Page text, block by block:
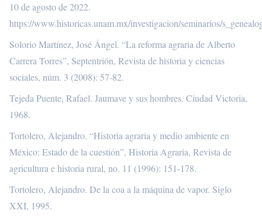
10 de agosto de 2022.
https://www.historicas.unam.mx/investigacion/seminarios/
Solorio Martínez, José Ángel. “La reforma agraria de Alberto
Carrera Torres”, Septentrión, Revista de historia y ciencias
sociales, núm. 3 (2008): 57-82.
Tejeda Puente, Rafael. Jaumave y sus hombres. Ciudad Victoria,
1968.
Tortolero, Alejandro. “Historia agraria y medio ambiente en
México: Estado de la cuestión”, Historia Agraria, Revista de
agricultura e historia rural, no. 11 (1996): 151-178.
Tortolero, Alejandro. De la coa a la máquina de vapor. Siglo
XXI, 1995.